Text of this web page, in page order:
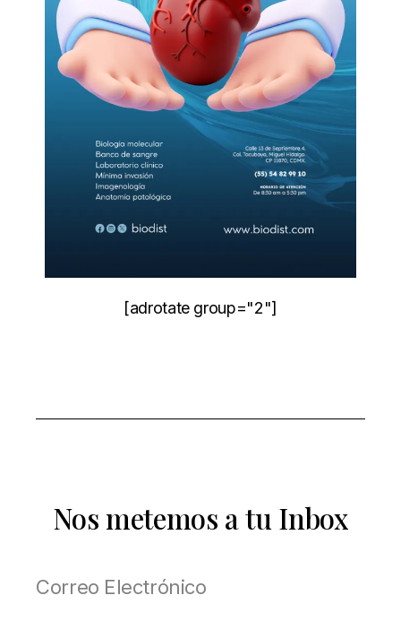
[adrotate group="2"]
Nos metemos a tu Inbox